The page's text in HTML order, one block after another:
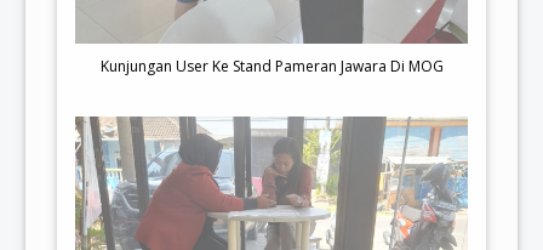
Kunjungan User Ke Stand Pameran Jawara Di MOG